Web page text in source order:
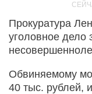
Прокуратура
уголовное дело
Обвиняемому
40 тыс. рублей,